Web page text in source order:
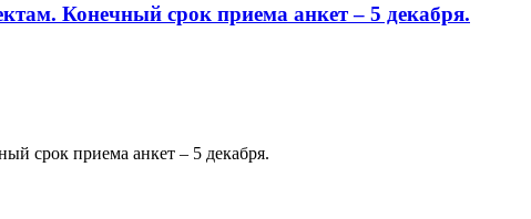
Конечный срок приема анкет – 5 декабря.
срок приема анкет – 5 декабря.